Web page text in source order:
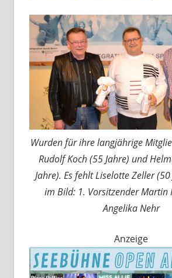
Wurden für ihre langjährige
Rudolf Koch (55 Jahre) und
Jahre). Es fehlt Liselotte Zeller (50
im Bild: 1. Vorsitzender Martin
Angelika Nehr
Anzeige